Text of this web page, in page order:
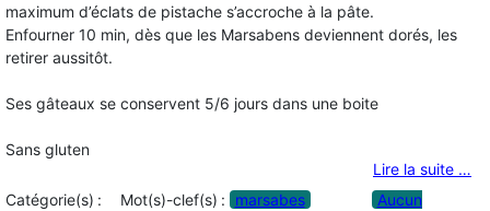
maximum d’éclats de pistache s’accroche à la pâte.
Enfourner 10 min, dès que les Marsabens deviennent dorés, les
retirer aussitôt.
Ses gâteaux se conservent 5/6 jours dans une boite
Sans gluten
Lire la suite …
Catégorie(s) :
Mot(s)-clef(s) :
marsabes
Aucun